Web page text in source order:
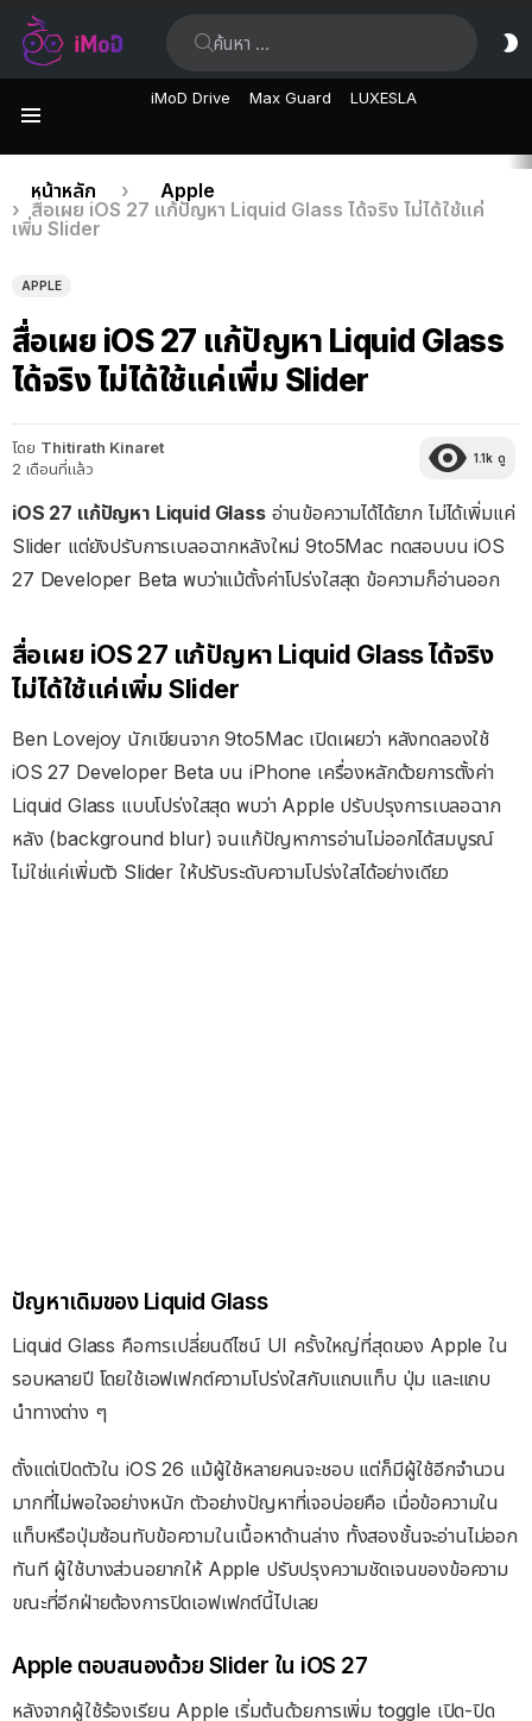
iMoD Drive Max Guard LUXESLA
เรื่อง
ล่าสุด
คุณอยู่ที่นี่:
หน้าหลัก
Apple
สื่อเผย iOS 27 แก้ปัญหา Liquid Glass ได้จริง ไม่ได้ใช้แค่
เพิ่ม Slider
APPLE
สื่อเผย iOS 27 แก้ปัญหา Liquid Glass
ได้จริง ไม่ได้ใช้แค่เพิ่ม Slider
โดย Thitirath Kinaret
2 เดือนที่แล้ว
1.1k ดู
iOS 27 แก้ปัญหา Liquid Glassอ่านข้อความได้ได้ยาก ไม่ได้เพิ่มแค่
Slider แต่ยังปรับการเบลอฉากหลังใหม่ 9to5Mac ทดสอบบน iOS
27 Developer Beta พบว่าแม้ตั้งค่าโปร่งใสสุด ข้อความก็อ่านออก
สื่อเผย iOS 27 แก้ปัญหา Liquid Glass ได้จริง
ไม่ได้ใช้แค่เพิ่ม Slider
Ben Lovejoy นักเขียนจาก 9to5Mac เปิดเผยว่า หลังทดลองใช้
iOS 27 Developer Beta บน iPhone เครื่องหลักด้วยการตั้งค่า
Liquid Glass แบบโปร่งใสสุด พบว่า Apple ปรับปรุงการเบลอฉาก
หลัง (background blur) จนแก้ปัญหาการอ่านไม่ออกได้สมบูรณ์
ไม่ใช่แค่เพิ่มตัว Slider ให้ปรับระดับความโปร่งใสได้อย่างเดียว
ปัญหาเดิมของ Liquid Glass
Liquid Glass คือการเปลี่ยนดีไซน์ UI ครั้งใหญ่ที่สุดของ Apple ใน
รอบหลายปี โดยใช้เอฟเฟกต์ความโปร่งใสกับแถบแท็บ ปุ่ม และแถบ
นำทางต่าง ๆ
ตั้งแต่เปิดตัวใน iOS 26 แม้ผู้ใช้หลายคนจะชอบ แต่ก็มีผู้ใช้อีกจำนวน
มากที่ไม่พอใจอย่างหนัก ตัวอย่างปัญหาที่เจอบ่อยคือ เมื่อข้อความใน
แท็บหรือปุ่มซ้อนทับข้อความในเนื้อหาด้านล่าง ทั้งสองชั้นจะอ่านไม่ออก
ทันที ผู้ใช้บางส่วนอยากให้ Apple ปรับปรุงความชัดเจนของข้อความ
ขณะที่อีกฝ่ายต้องการปิดเอฟเฟกต์นี้ไปเลย
Apple ตอบสนองด้วย Slider ใน iOS 27
หลังจากผู้ใช้ร้องเรียน Apple เริ่มต้นด้วยการเพิ่ม toggle เปิด-ปิด